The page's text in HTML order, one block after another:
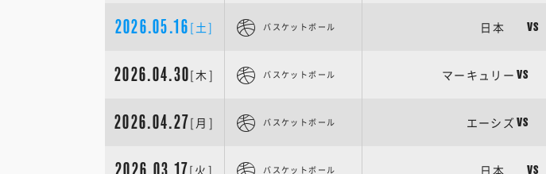
2026.05.16 [土] バスケットボール 日本 VS
2026.04.30[木] バスケットボール マーキュリー VS
2026.04.27[月] バスケットボール エーシズ VS
2026.03.17[火] バスケットボール 日本 VS